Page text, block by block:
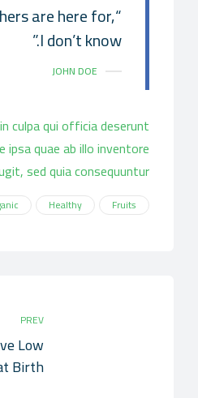
are here for,
I don’t know.”
JOHN DOE
culpa qui officia deserunt
quae ab illo inventore
sed quia consequuntur.
Fruits
Healthy
PREV
Low
Birth?